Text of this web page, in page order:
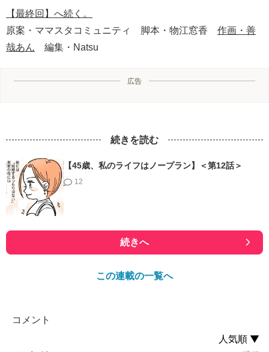
【最終回】へ続く。
原案・ママスタコミュニティ 脚本・物江窓香 作画・善
哉あん 編集・Natsu
広告
続きを読む
【45歳、私のライフはノープラン】＜第12話＞
12
続きへ
この連載の一覧へ